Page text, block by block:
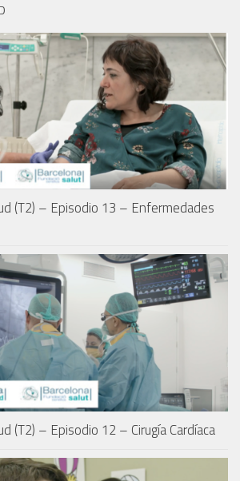
(T2) – Episodio 13 – Enfermedades
(T2) – Episodio 12 – Cirugía Cardíaca